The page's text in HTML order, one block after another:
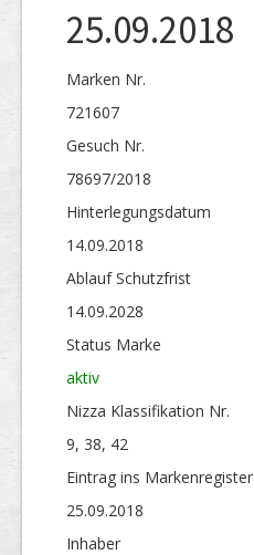
25.09.2018
Marken Nr.
721607
Gesuch Nr.
78697/2018
Hinterlegungs­datum
14.09.2018
Ablauf Schutzfrist
14.09.2028
Status Marke
aktiv
Nizza Klassifikation Nr.
9, 38, 42
Eintrag ins Markenregister
25.09.2018
Inhaber